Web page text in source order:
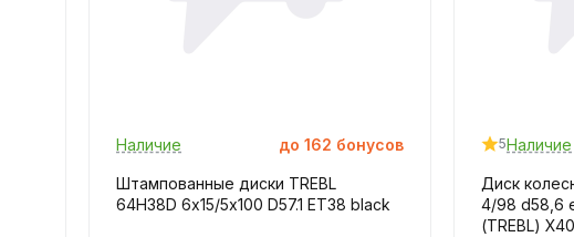
Наличие до 162 бонусов
Штампованные диски TREBL
64H38D 6х15/5х100 D57.1 ET38 black
5Наличие
Диск
4/98 d58,6
(TREBL)